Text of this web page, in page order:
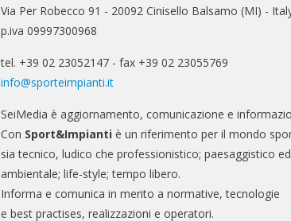
Via Per Robecco 91 - 20092 Cinisello Balsamo (MI) -
p.iva 09997300968
tel. +39 02 23052147 - fax +39 02 23055769
info@sporteimpianti.it
SeiMedia è aggiornamento, comunicazione e
Con Sport&Impianti è un riferimento per il mondo
sia tecnico, ludico che professionistico; paesaggistico
ambientale; life-style; tempo libero.
Informa e comunica in merito a normative, tecnologie
e best practises, realizzazioni e operatori.